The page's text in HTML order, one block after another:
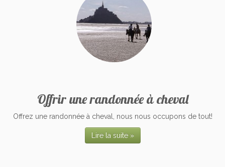
Offrir une randonnée à cheval
Offrez une randonnée à cheval, nous nous occupons de tout!
Lire la suite »